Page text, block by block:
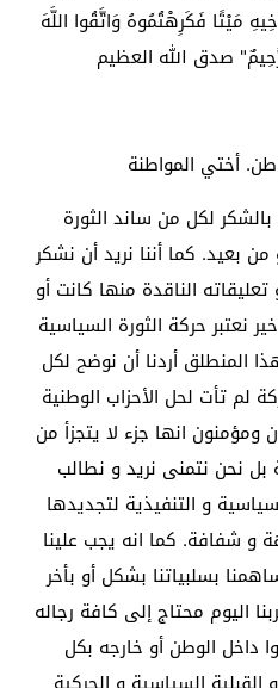
مَيْتًا فَكَرِهْتُمُوهُ وَاتَّقُوا اللَّهَ
صدق الله العظيم
أختي المواطنة
بالشكر لكل من ساند الثورة
بعيد. كما أننا نريد أن نشكر
الناقدة منها كانت أو
نعتبر حركة الثورة السياسية
المنطلق أردنا أن نوضح لكل
لم تأت لحل الأحزاب الوطنية
ومؤمنون انها جزء لا يتجزأ من
بل نحن نتمنى نريد و نطالب
و التنفيذية لتجديدها
و شفافة. كما انه يجب علينا
بسلبياتنا بشكل أو بأخر
اليوم محتاج إلى كافة رجاله
داخل الوطن أو خارجه بكل